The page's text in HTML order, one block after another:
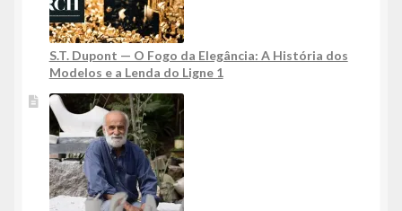
S.T. Dupont — O Fogo da Elegância: A História dos
Modelos e a Lenda do Ligne 1